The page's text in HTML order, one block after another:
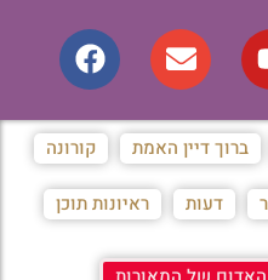
ברוך דיין האמת קורונה
דעות ראיונות תוכן